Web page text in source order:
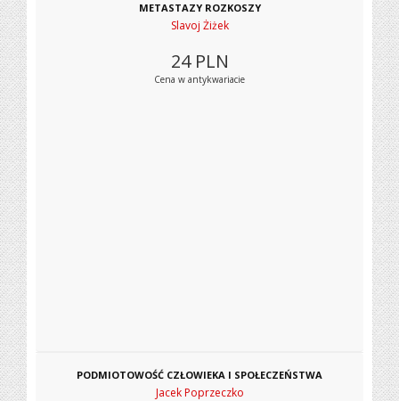
METASTAZY ROZKOSZY
Slavoj Żiżek
24 PLN
Cena w antykwariacie
PODMIOTOWOŚĆ CZŁOWIEKA I SPOŁECZEŃSTWA
Jacek Poprzeczko